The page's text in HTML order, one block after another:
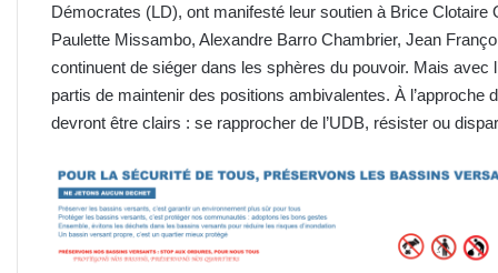
Démocrates (LD), ont manifesté leur soutien à Brice Clotaire
Paulette Missambo, Alexandre Barro Chambrier, Jean
continuent de siéger dans les sphères du pouvoir. Mais avec
partis de maintenir des positions ambivalentes. À
devront être clairs : se rapprocher de l’UDB, résister ou